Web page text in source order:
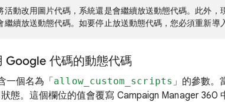
活動改用圖片代碼，系統還是會繼續放送動態代碼。此外
繼續放送動態代碼。如要停止放送動態代碼，您必須重新導
Google 代碼的動態代碼
一個名為「 allow_custom_scripts 」的參數。
態。這個欄位的值會覆寫 Campaign Manager 360